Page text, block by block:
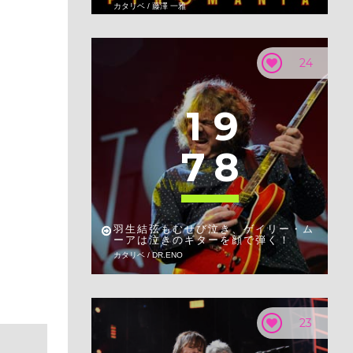
カタリベ / 藤澤 一雅
24
1 9
78
羽生結弦もむせび泣き、ゲイリー・ム
ーアは泣きのギターを顔で弾く！
カタリベ / DR.ENO
23